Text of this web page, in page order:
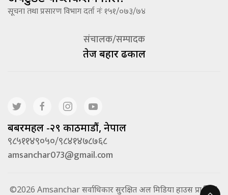
सूचना तथा प्रसारण विभाग दर्ता नंः १५१/०७३/७४
संचालक/सम्पादक
तेज बहादूर ढकाल
बबरमहल -२९ काठमाडौं, नेपाल
९८५११४९०५०/९८४१४७८७६८
amsanchar073@gmail.com
©2026 Amsanchar सर्वाधिकार सुरक्षित अल मिडिया हाउस प्रा.लि. |